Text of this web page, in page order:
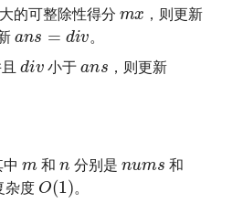
的可整除性得分 ，则更新
ans=div
。
且 小于
an
，则更新
中 和 分别是 和
杂度
O(1)
。